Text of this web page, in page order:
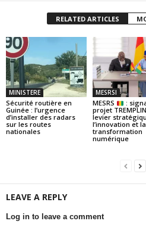
RELATED ARTICLES
MINISTERE
Sécurité routière en
Guinée : l’urgence
d’installer des radars
sur les routes
nationales
MESRSI
MESRS
:
projet
levier
l’innovation et la
transformation
numérique
LEAVE A REPLY
Log in to leave a comment